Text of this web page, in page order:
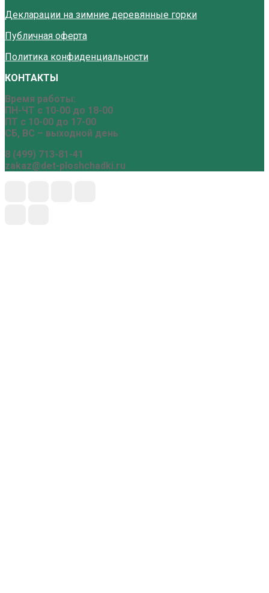
Декларации на зимние деревянные горки
Публичная оферта
Политика конфиденциальности
КОНТАКТЫ
Время работы:
ПН-ЧТ с 10-00 до 18-00
ПТ с 10-00 до 17-00
СБ, ВС – выходной день
8 (499) 713-81-41
zakaz@det-ploshchadki.ru